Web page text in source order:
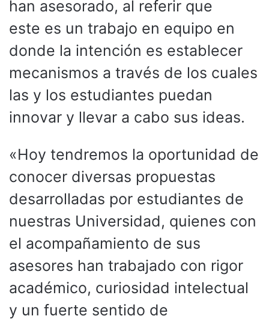
han asesorado, al referir que
este es un trabajo en equipo en
donde la intención es establecer
mecanismos a través de los cuales
las y los estudiantes puedan
innovar y llevar a cabo sus ideas.
«Hoy tendremos la oportunidad de
conocer diversas propuestas
desarrolladas por estudiantes de
nuestras Universidad, quienes con
el acompañamiento de sus
asesores han trabajado con rigor
académico, curiosidad intelectual
y un fuerte sentido de